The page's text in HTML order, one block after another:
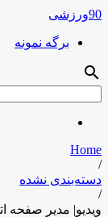
90ورزشی
برگه نمونه
search
Home
/
دسته‌بندی نشده
/
ویدیو| مدیر صفحه